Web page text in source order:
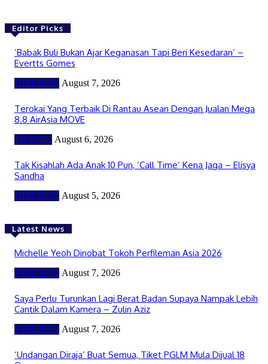
Editor Picks
‘Babak Buli Bukan Ajar Keganasan Tapi Beri Kesedaran’ –
Evertts Gomes
HIBURAN August 7, 2026
Terokai Yang Terbaik Di Rantau Asean Dengan Jualan Mega
8.8 AirAsia MOVE
TRAVEL August 6, 2026
Tak Kisahlah Ada Anak 10 Pun, ‘Call Time’ Kena Jaga – Elisya
Sandha
HIBURAN August 5, 2026
Latest News
Michelle Yeoh Dinobat Tokoh Perfileman Asia 2026
HIBURAN August 7, 2026
Saya Perlu Turunkan Lagi Berat Badan Supaya Nampak Lebih
Cantik Dalam Kamera – Zulin Aziz
HIBURAN August 7, 2026
‘Undangan Diraja’ Buat Semua, Tiket PGLM Mula Dijual 18